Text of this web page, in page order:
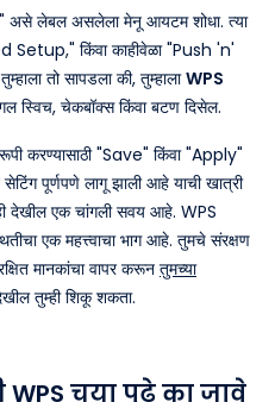
लेबल असलेला मेनू आयटम शोधा. त्या
Setup," किंवा काहीवेळा "Push 'n'
तो सापडला की, तुम्हालाWPS
स्विच, चेकबॉक्स किंवा बटण दिसेल.
करण्यासाठी "Save" किंवा "Apply"
पूर्णपणे लागू झाली आहे याची खात्री
ही देखील एक चांगली सवय आहे. WPS
एक महत्त्वाचा भाग आहे. तुमचे संरक्षण
मानकांचा वापर करून तुमच्या
तुम्ही शिकू शकता.
च्या पुढे का जावे